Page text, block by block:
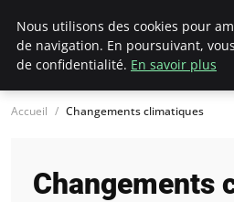
Accueil Changements climatiques
Changements
Nous utilisons des cookies pour
de navigation. En poursuivant,
de confidentialité. En savoir plus